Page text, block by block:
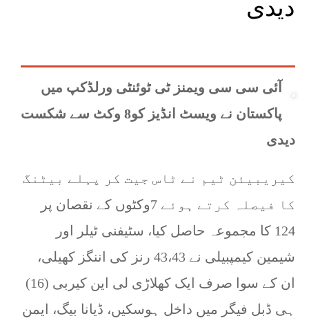
دیدی
آئی سی سی ویمنز ٹی ٹوئنٹی ورلڈکپ میں
پاکستان نے ویسٹ انڈیز کو8 وکٹ سے شکست
دیدی
کیریبیئن ٹیم نے ٹاس جیت کر پہلے بیٹنگ
کا فیصلہ کرتے ہوئے 7وکٹوں کے نقصان پر
124 کا مجموعہ حاصل کیا، سٹیفنی ٹیلر اور
شیمین کیمپبیلی نے 43،43 رنز کی اننگز کھیلی،
ان کے سوا صرف ایک کھلاڑی لی این کیربی (16)
ہی ڈبل فیگر میں داخل ہوسکیں، ڈیانا بیگ، ایمن